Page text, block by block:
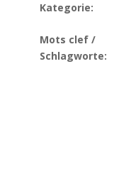
Kategorie:
Mots clef /
Schlagworte: